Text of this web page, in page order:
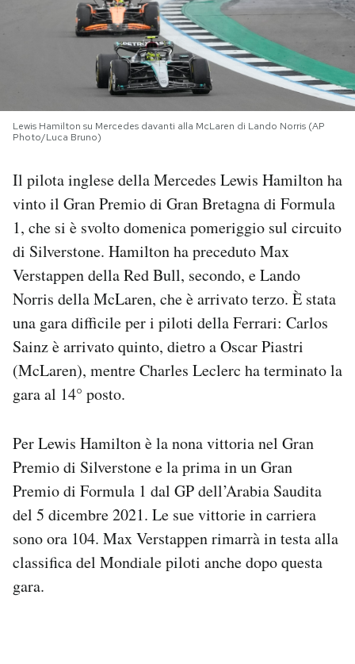
PODCAST
NEWSLETTER
I MIEI PREFERITI
SHOP
CALENDARIO
AREA PERSONALE
Area Personale
Newsletter
Notifiche mobile
Regala il Post
Esci
Lewis Hamilton su Mercedes davanti alla McLaren di Lando Norris (AP
Photo/Luca Bruno)
Il pilota inglese della Mercedes Lewis Hamilton ha
vinto il Gran Premio di Gran Bretagna di Formula
1, che si è svolto domenica pomeriggio sul circuito
di Silverstone. Hamilton ha preceduto Max
Verstappen della Red Bull, secondo, e Lando
Norris della McLaren, che è arrivato terzo. È stata
una gara difficile per i piloti della Ferrari: Carlos
Sainz è arrivato quinto, dietro a Oscar Piastri
(McLaren), mentre Charles Leclerc ha terminato la
gara al 14° posto.
Per Lewis Hamilton è la nona vittoria nel Gran
Premio di Silverstone e la prima in un Gran
Premio di Formula 1 dal GP dell’Arabia Saudita
del 5 dicembre 2021. Le sue vittorie in carriera
sono ora 104. Max Verstappen rimarrà in testa alla
classifica del Mondiale piloti anche dopo questa
gara.